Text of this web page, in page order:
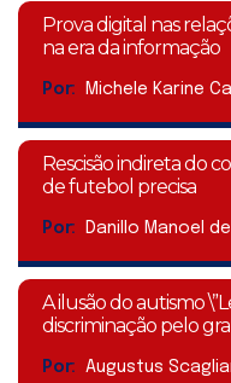
Prova digital nas
na era da informação
Por: Michele Karine
Rescisão indireta do
de futebol precisa
Por: Danillo Manoel
A ilusão do autismo
discriminação pelo
Por: Augustus